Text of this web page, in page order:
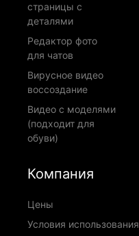
страницы с
деталями
Редактор фото
для чатов
Вирусное видео
воссоздание
Видео с моделями
(подходит для
обуви)
Компания
Цены
Условия использования